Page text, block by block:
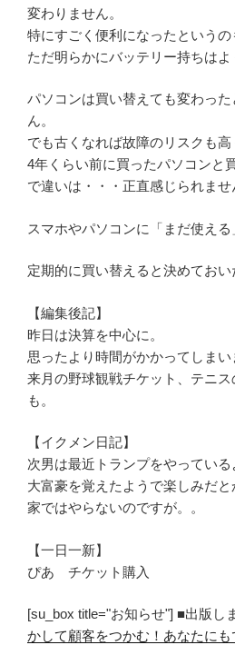
変わりません。
特にすごく便利になったというの
ただ明らかにバッテリー持ちはよ
パソコンは買い替えても変わっ
ん。
でも古くなれば故障のリスクも高
4年くらい前に買ったパソコンと
で違いは・・・正直感じられませ
スマホやパソコンに「まだ使える
定期的に買い替えると決めておい
【編集後記】
昨日は決算を中心に。
思ったより時間がかかってしまい
来月の野球観戦チケット、テニ
も。
【イクメン日記】
次男は最近トランプをやっている
大富豪を覚えたようで楽しみだと
家ではやらないのですが。。
【一日一新】
ぴあ チケット購入
[su_box title="お知らせ"] ■出版し
かして顧客をつかむ！あなたに